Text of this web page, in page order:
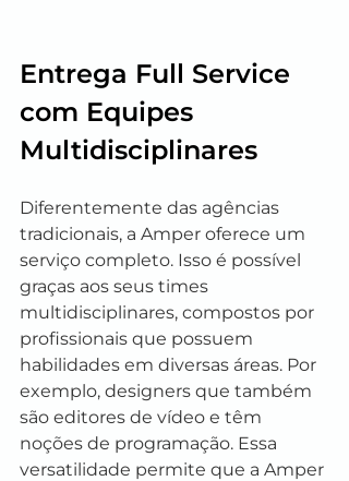
Entrega Full Service
com Equipes
Multidisciplinares
Diferentemente das agências
tradicionais, a Amper oferece um
serviço completo. Isso é possível
graças aos seus times
multidisciplinares, compostos por
profissionais que possuem
habilidades em diversas áreas. Por
exemplo, designers que também
são editores de vídeo e têm
noções de programação. Essa
versatilidade permite que a Amper